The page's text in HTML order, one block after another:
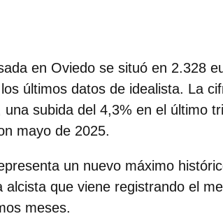
en Oviedo se situó en 2.328
últimos datos de idealista. La
subida del 4,3% en el último
mayo de 2025.
un nuevo máximo
alcista que viene registrando el
meses.